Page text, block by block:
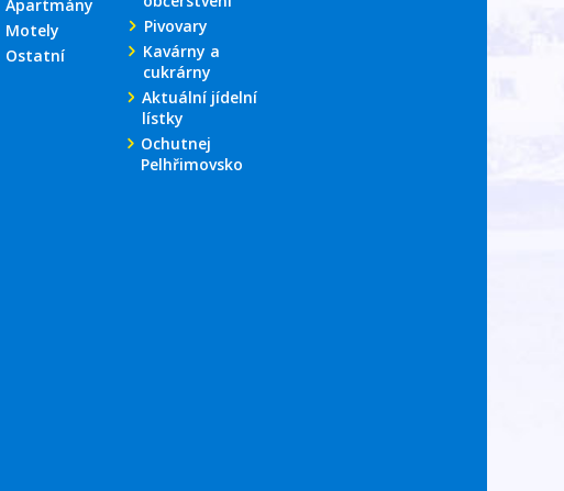
Apartmány
Motely
Ostatní
Pivovary
Kavárny a
cukrárny
Aktuální jídelní
lístky
Ochutnej
Pelhřimovsko